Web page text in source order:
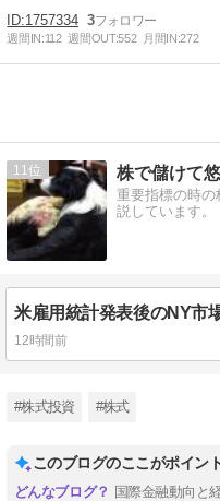
1757334 3
週間IN:112 週間OUT:552 月間IN:272
11 株で儲けて
重要指標の時の
説しています。
12時間前
#株式投資 #株式
このブログのここがポイン
国際金融動向と